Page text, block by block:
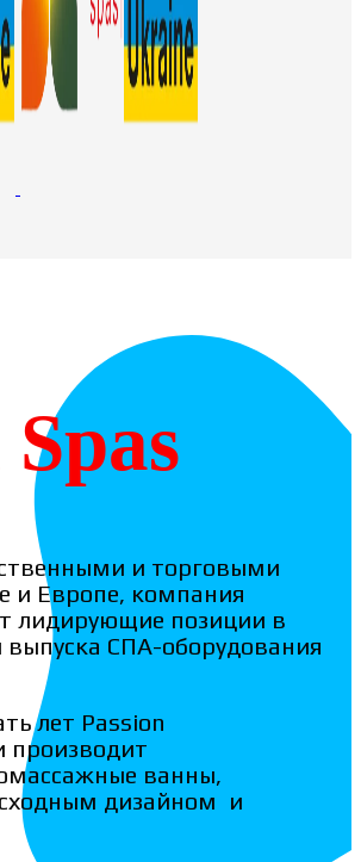
и торговыми
и Европе, компания
лидирующие позиции в
выпуска СПА-оборудования
лет Passion
производит
ванны,
дизайном и